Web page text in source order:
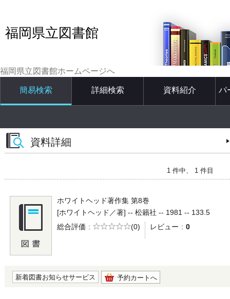
福岡県立図書館
福岡県立図書館ホームページへ
簡易検索 詳細検索 資料紹介 パ
資料詳細
1 件中、 1 件目
ホワイトヘッド著作集 第8巻
[ホワイトヘッド／著] -- 松籟社 -- 1981 -- 133.5
総合評価
5段階評価
(0) レビュー 0
新着図書お知らせサービス 予約カートへ